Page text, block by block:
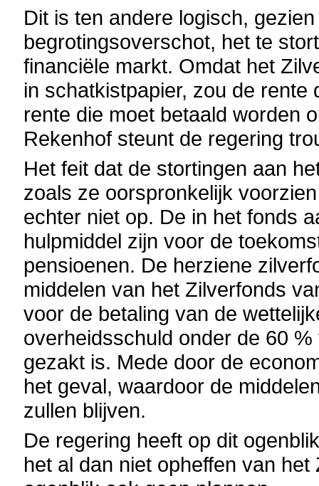
Dit is ten andere logisch,
begrotingsoverschot, het te
financiële markt. Omdat het
in schatkistpapier, zou de
rente die moet betaald worden
Rekenhof steunt de regering
Het feit dat de stortingen aan
zoals ze oorspronkelijk
echter niet op. De in het fonds
hulpmiddel zijn voor de
pensioenen. De herziene
middelen van het Zilverfonds
voor de betaling van de
overheidsschuld onder de 60
gezakt is. Mede door de
het geval, waardoor de
zullen blijven.
De regering heeft op dit
het al dan niet opheffen van